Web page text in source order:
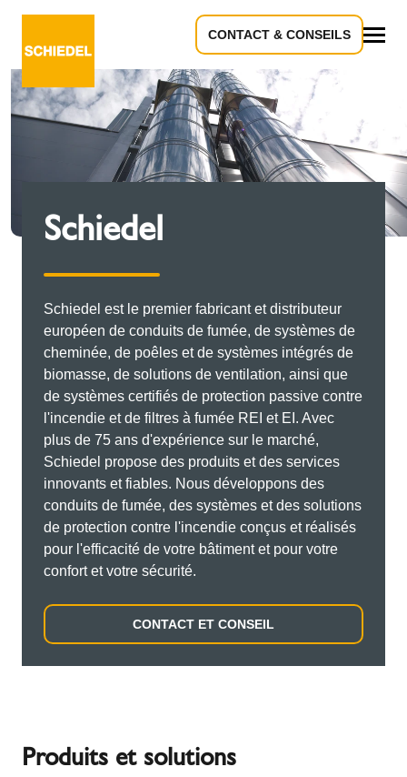
CONTACT & CONSEILS
Schiedel
Schiedel est le premier fabricant et distributeur
européen de conduits de fumée, de systèmes de
cheminée, de poêles et de systèmes intégrés de
biomasse, de solutions de ventilation, ainsi que
de systèmes certifiés de protection passive contre
l'incendie et de filtres à fumée REI et EI. Avec
plus de 75 ans d'expérience sur le marché,
Schiedel propose des produits et des services
innovants et fiables. Nous développons des
conduits de fumée, des systèmes et des solutions
de protection contre l'incendie conçus et réalisés
pour l'efficacité de votre bâtiment et pour votre
confort et votre sécurité.
CONTACT ET CONSEIL
Produits et solutions